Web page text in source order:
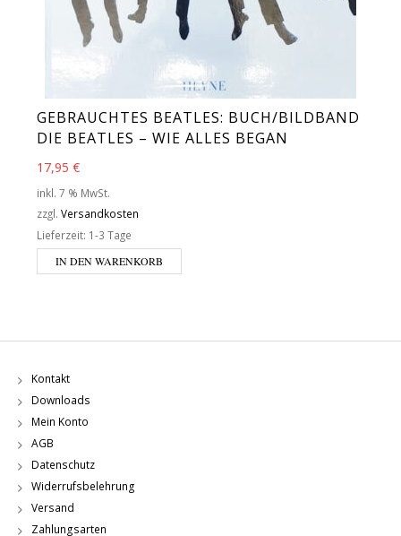
GEBRAUCHTES BEATLES: BUCH/BILDBAND
DIE BEATLES – WIE ALLES BEGAN
17,95 €
inkl. 7 % MwSt.
zzgl. Versandkosten
Lieferzeit: 1-3 Tage
IN DEN WARENKORB
Kontakt
Downloads
Mein Konto
AGB
Datenschutz
Widerrufsbelehrung
Versand
Zahlungsarten